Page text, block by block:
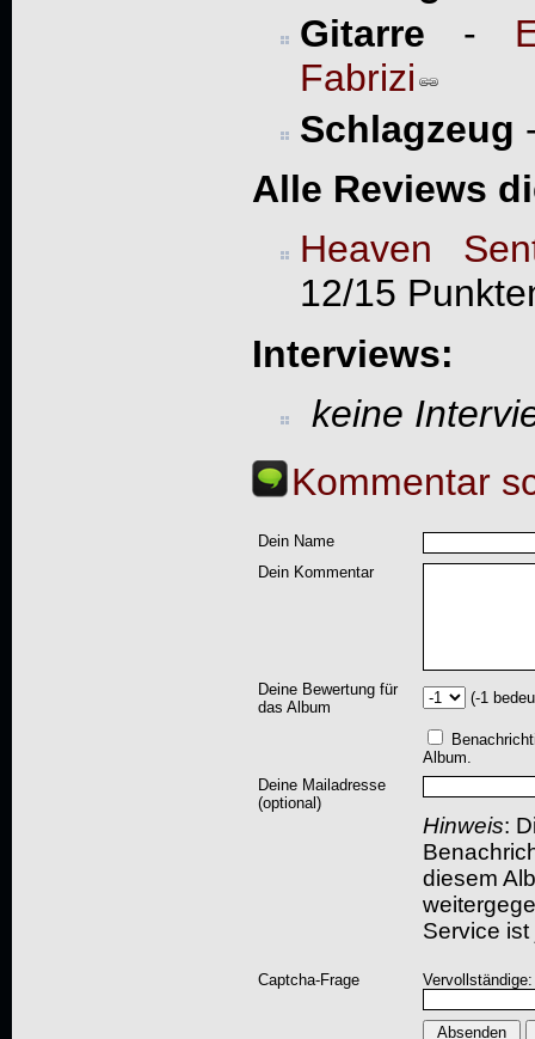
Gitarre -
Fabrizi
Schlagzeug
Alle Reviews
Heaven
12/15
Interviews:
keine
Kommentar
Dein Name
Dein Kommentar
Deine Bewertung für
das Album
(-1
Album.
Deine Mailadresse
(optional)
Hinweis:
diesem
Service
Captcha-Frage